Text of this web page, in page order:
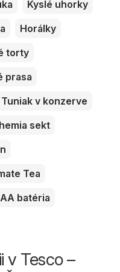
Kyslé uhorky
Horálky
torty
prasa
Tuniak v konzerve
sekt
Tea
batéria
v Tesco –